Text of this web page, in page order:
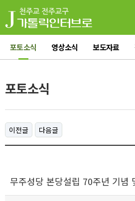
포토소식 영상소식 보도자료
포토소식
이전글 다음글
무주성당 본당설립 70주년 기념